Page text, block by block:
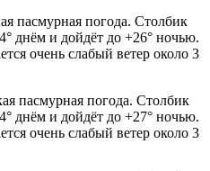
пасмурная погода. Столбик
днём и дойдёт до +26° ночью.
очень слабый ветер около 3
пасмурная погода. Столбик
днём и дойдёт до +27° ночью.
очень слабый ветер около 3